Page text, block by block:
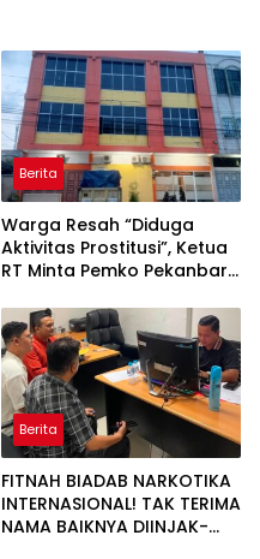
Berita
Warga Resah “Diduga
Aktivitas Prostitusi”, Ketua
RT Minta Pemko Pekanbaru
Aktivitas Z Homestay di
Jalan Tanjung Datuk
Berita
FITNAH BIADAB NARKOTIKA
INTERNASIONAL! TAK TERIMA
NAMA BAIKNYA DIINJAK-